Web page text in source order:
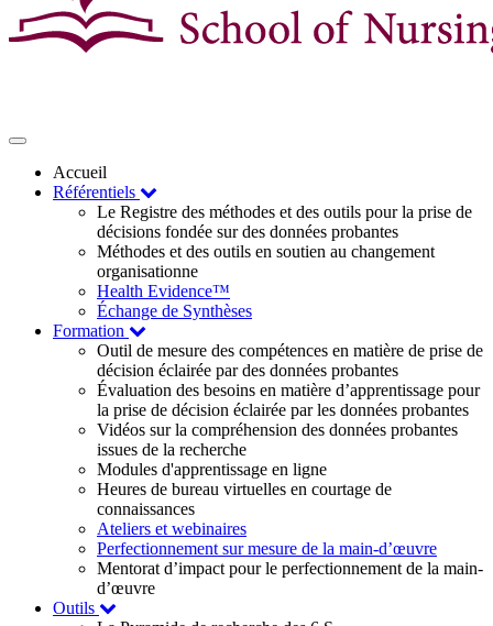
Toggle
navigationAccueil
Référentiels
Le Registre des méthodes et des outils pour la prise de
décisions fondée sur des données probantes
Méthodes et des outils en soutien au changement
organisationne
Health Evidence™
Échange de Synthèses
Formation
Outil de mesure des compétences en matière de prise de
décision éclairée par des données probantes
Évaluation des besoins en matière d’apprentissage pour
la prise de décision éclairée par les données probantes
Vidéos sur la compréhension des données probantes
issues de la recherche
Modules d'apprentissage en ligne
Heures de bureau virtuelles en courtage de
connaissances
Ateliers et webinaires
Perfectionnement sur mesure de la main-d’œuvre
Mentorat d’impact pour le perfectionnement de la main-
d’œuvre
Outils